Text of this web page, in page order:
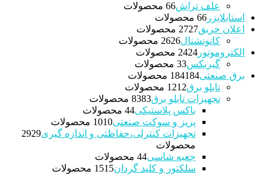
علف تراش 66 محصولات
استابلایزر
66 محصولات
اعلان حریق
2727 محصولات
کانونشنال
2626 محصولات
الکتروموتور
2424 محصولات
گیربکس 33 محصولات
برق صنعتی
184184 محصولات
تابلو برق
1212 محصولات
تجهیزات تابلو برق
8383 محصولات
باکس پلاستیکی 44 محصولات
پریز و سوکت صنعتی
1010 محصولات
تجهیزات کنترلی،حفاظتی و اندازه گیری
2929
محصولات
جعبه شاسی 44 محصولات
سلکتور و کلید گردان
1515 محصولات